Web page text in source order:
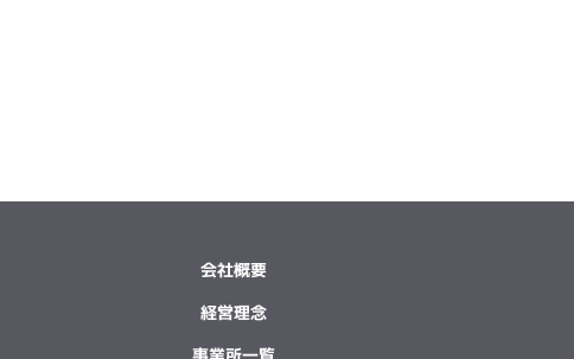
会社概要
経営理念
事業所一覧